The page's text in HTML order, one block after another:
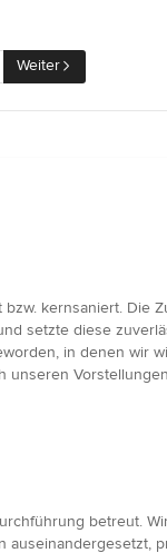
Weiter
kernsaniert. Die
setzte diese
in denen wir
unseren
betreut.